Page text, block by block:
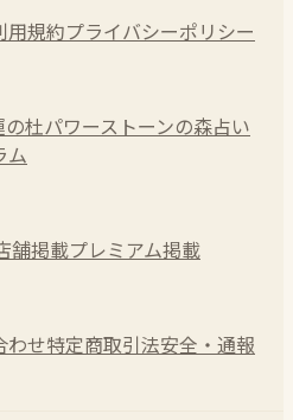
用規約プライバシーポリシー
の杜パワーストーンの森占い
ム
舗掲載プレミアム掲載
わせ特定商取引法安全・通報